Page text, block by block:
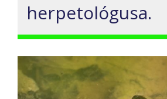
herpetológusa.